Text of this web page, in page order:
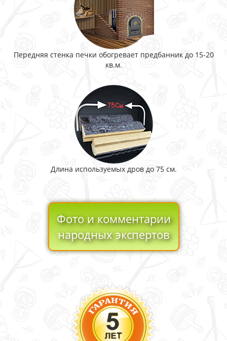
Передняя стенка печки обогревает предбанник до 15-20
кв.м.
Длина используемых дров до 75 см.
Фото и комментарии
народных экспертов